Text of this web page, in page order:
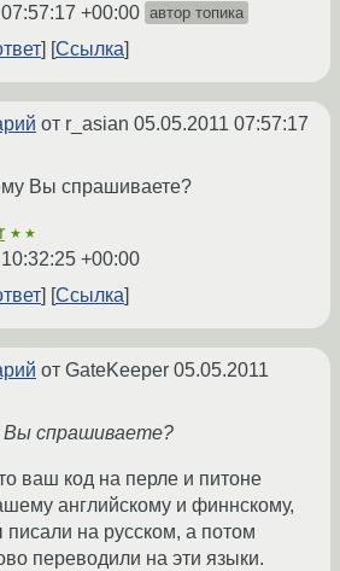
+00:00 автор топика
Ссылка
от r_asian 05.05.2011 07:57:17
Вы спрашиваете?
★★
+00:00
Ссылка
от GateKeeper 05.05.2011
Вы спрашиваете?
ваш код на перле и питоне
английскому и финнскому,
на русском, а потом
переводили на эти языки.